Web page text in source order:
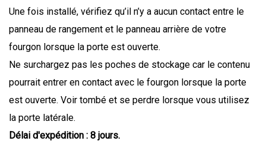
Une fois installé, vérifiez qu’il n’y a aucun contact entre le
panneau de rangement et le panneau arrière de votre
fourgon lorsque la porte est ouverte.
Ne surchargez pas les poches de stockage car le contenu
pourrait entrer en contact avec le fourgon lorsque la porte
est ouverte. Voir tombé et se perdre lorsque vous utilisez
la porte latérale.
Délai d'expédition : 8 jours.